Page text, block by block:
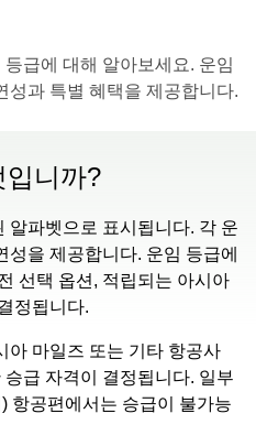
급에 대해 알아보세요. 운임
성과 특별 혜택을 제공합니다.
입니까?
알파벳으로 표시됩니다. 각 운
을 제공합니다. 운임 등급에
선택 옵션, 적립되는 아시아
정됩니다.
아 마일즈 또는 기타 항공사
급 자격이 결정됩니다. 일부
항공편에서는 승급이 불가능